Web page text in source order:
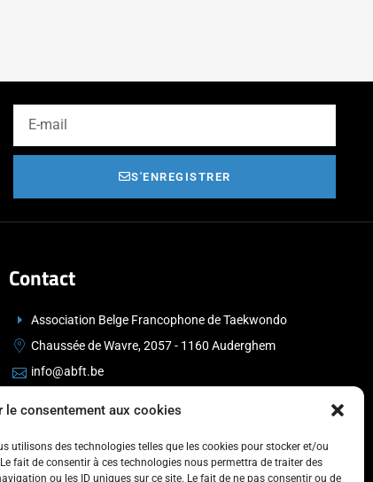
le consentement aux cookies
utilisons des technologies telles que les cookies pour stocker et/ou
fait de consentir à ces technologies nous permettra de traiter des
ou les ID uniques sur ce site. Le fait de ne pas consentir ou de
S'ENREGISTRER
Contact
Association Belge Francophone de Taekwondo
Chaussée de Wavre, 2057 - 1160 Auderghem
info@abft.be